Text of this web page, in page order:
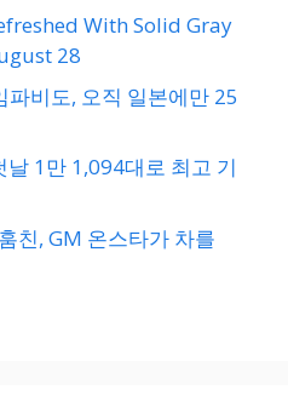
With Solid Gray
28
비도, 오직 일본에만 25
날 1만 1,094대로 최고 기
친, GM 온스타가 차를